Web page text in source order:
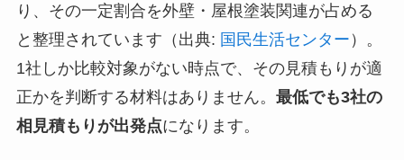
り、その一定割合を外壁・屋根塗装関連が占める
と整理されています（出典: 国民生活センター ）。
1社しか比較対象がない時点で、その見積もりが適
正かを判断する材料はありません。 最低でも3社の
相見積もりが出発点になります。